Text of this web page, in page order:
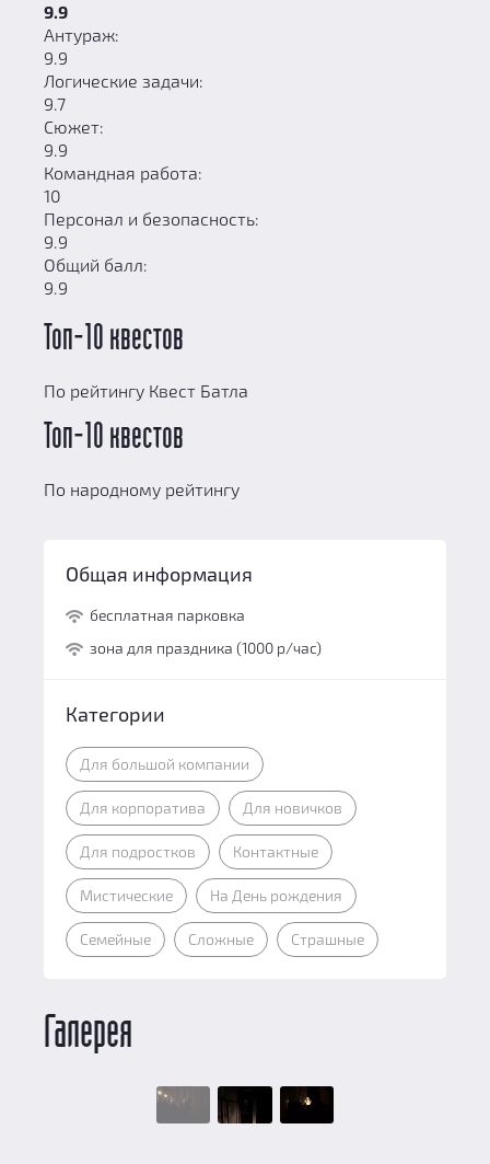
9.9
Антураж:
9.9
Логические задачи:
9.7
Сюжет:
9.9
Командная работа:
10
Персонал и безопасность:
9.9
Общий балл:
9.9
Топ-10 квестов
По рейтингу Квест Батла
Топ-10 квестов
По народному рейтингу
Общая информация
бесплатная парковка
зона для праздника (1000 р/час)
Категории
Для большой компании
Для корпоратива Для новичков
Для подростков Контактные
Мистические На День рождения
Семейные Сложные Страшные
Галерея